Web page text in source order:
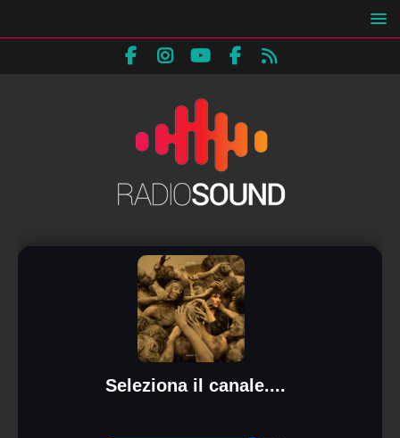
Seleziona il canale....